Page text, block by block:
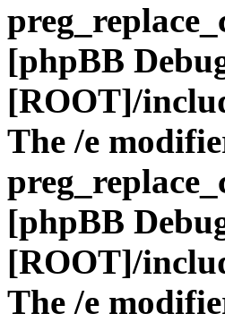
[phpBB
[ROOT]/
The /e
[phpBB
[ROOT]/
The /e